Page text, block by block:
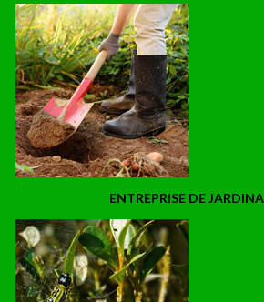
ENTREPRISE DE